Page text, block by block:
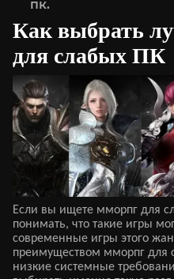
пк.
Как выбрать
для слабых ПК
Если вы ищете мморпг для
понимать, что такие игры
современные игры этого
преимуществом мморпг для
низкие системные